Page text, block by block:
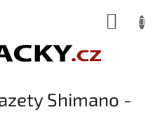
Shimano -